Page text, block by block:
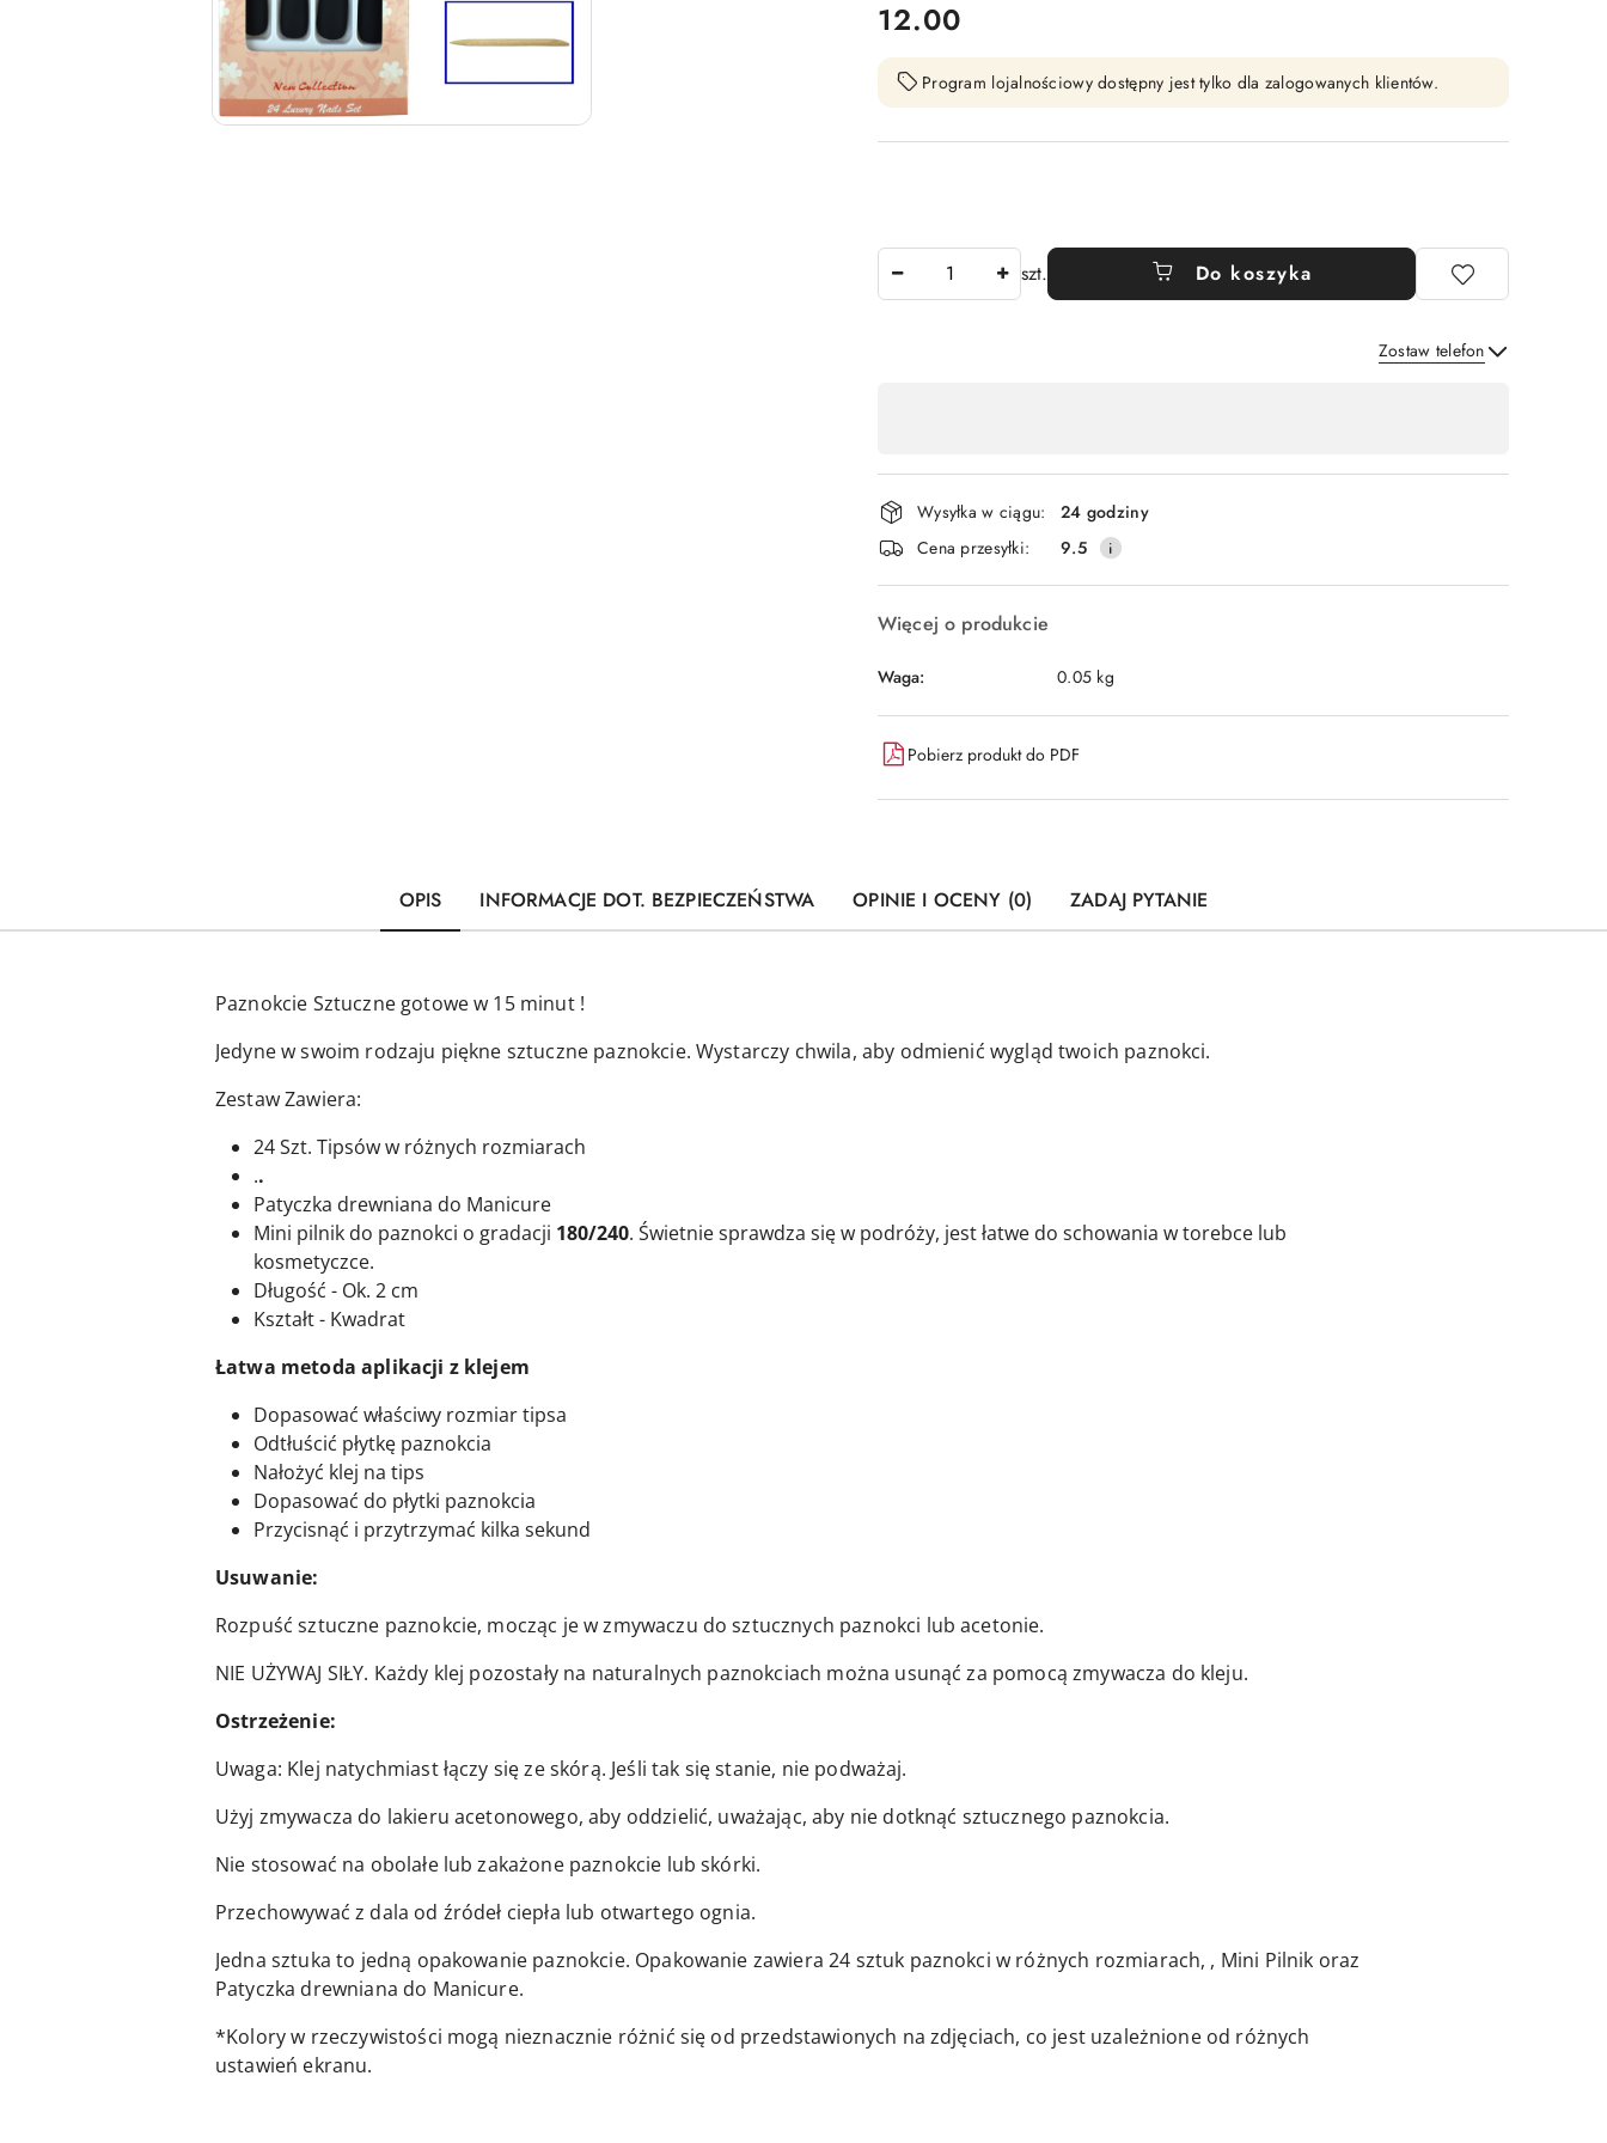
cena:
12.00
Program lojalnościowy dostępny jest tylko dla zalogowanych klientów.
szt. Do koszyka
Zostaw telefon
płatność
i
dostawa
Wysyłka w ciągu:
24 godziny
Cena przesyłki:
9.5
Więcej o produkcie
Waga: 0.05 kg
Pobierz produkt do PDF
OPIS INFORMACJE DOT. BEZPIECZEŃSTWA OPINIE I OCENY (0) ZADAJ PYTANIE
Paznokcie Sztuczne gotowe w 15 minut !
Jedyne w swoim rodzaju piękne sztuczne paznokcie. Wystarczy chwila, aby odmienić wygląd twoich paznokci.
Zestaw Zawiera:
24 Szt. Tipsów w różnych rozmiarach
..
Patyczka drewniana do Manicure
Mini pilnik do paznokci o gradacji 180/240. Świetnie sprawdza się w podróży, jest łatwe do schowania w torebce lub
kosmetyczce.
Długość - Ok. 2 cm
Kształt - Kwadrat
Łatwa metoda aplikacji z klejem
Dopasować właściwy rozmiar tipsa
Odtłuścić płytkę paznokcia
Nałożyć klej na tips
Dopasować do płytki paznokcia
Przycisnąć i przytrzymać kilka sekund
Usuwanie:
Rozpuść sztuczne paznokcie, mocząc je w zmywaczu do sztucznych paznokci lub acetonie.
NIE UŻYWAJ SIŁY. Każdy klej pozostały na naturalnych paznokciach można usunąć za pomocą zmywacza do kleju.
Ostrzeżenie:
Uwaga: Klej natychmiast łączy się ze skórą. Jeśli tak się stanie, nie podważaj.
Użyj zmywacza do lakieru acetonowego, aby oddzielić, uważając, aby nie dotknąć sztucznego paznokcia.
Nie stosować na obolałe lub zakażone paznokcie lub skórki.
Przechowywać z dala od źródeł ciepła lub otwartego ognia.
Jedna sztuka to jedną opakowanie paznokcie. Opakowanie zawiera 24 sztuk paznokci w różnych rozmiarach, , Mini Pilnik oraz
Patyczka drewniana do Manicure.
*Kolory w rzeczywistości mogą nieznacznie różnić się od przedstawionych na zdjęciach, co jest uzależnione od różnych
ustawień ekranu.